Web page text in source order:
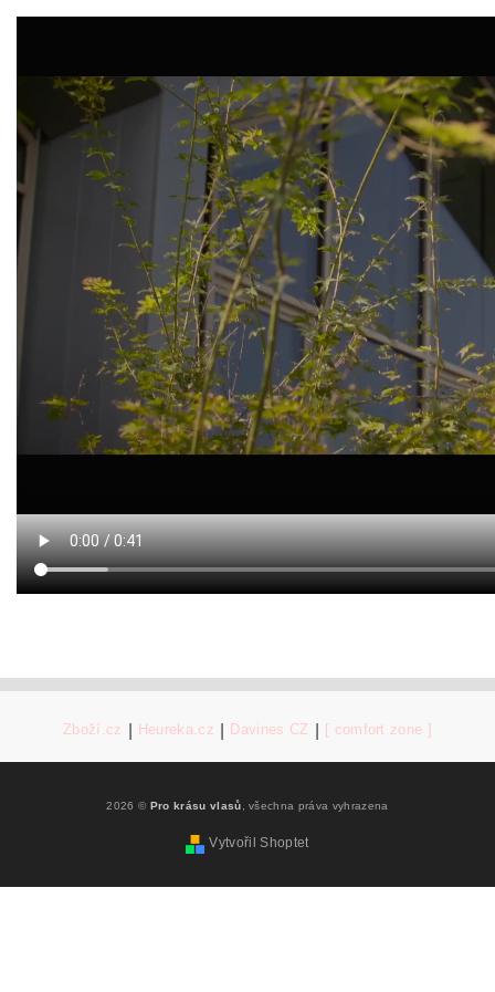
Zboží.cz Heureka.cz Davines CZ [ comfort zone ]
2026 © Pro krásu vlasů , všechna práva vyhrazena
Vytvořil Shoptet